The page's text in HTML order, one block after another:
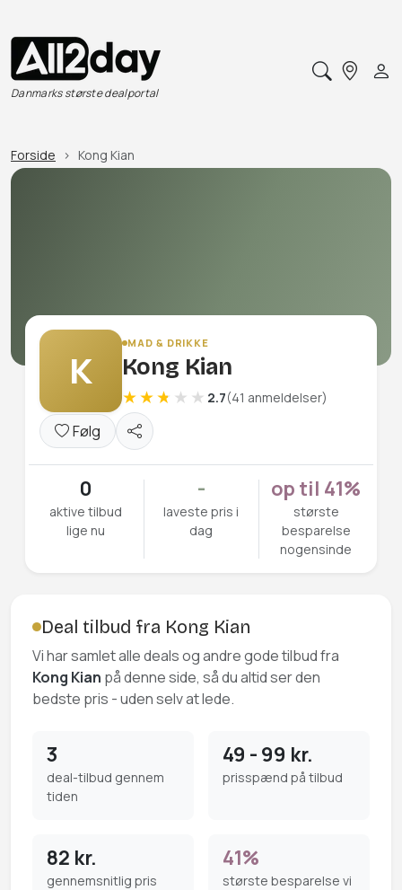
Danmarks største dealportal
Forside Kong Kian
K
MAD & DRIKKE
Kong Kian
2.7(41 anmeldelser)
Følg
0
aktive tilbud
lige nu
-
laveste pris i
dag
op til 41%
største
besparelse
nogensinde
Deal tilbud fra Kong Kian
Vi har samlet alle deals og andre gode tilbud fra
Kong Kian på denne side, så du altid ser den
bedste pris - uden selv at lede.
3
deal-tilbud gennem
tiden
49 - 99 kr.
prisspænd på tilbud
82 kr.
gennemsnitlig pris
41%
største besparelse vi